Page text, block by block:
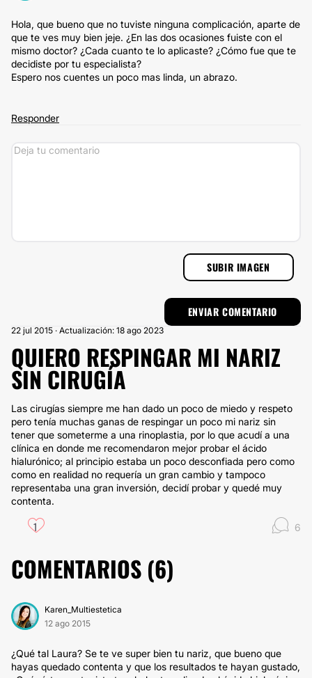
Hola, que bueno que no tuviste ninguna complicación, aparte de
que te ves muy bien jeje. ¿En las dos ocasiones fuiste con el
mismo doctor? ¿Cada cuanto te lo aplicaste? ¿Cómo fue que te
decidiste por tu especialista?
Espero nos cuentes un poco mas linda, un abrazo.
Responder
SUBIR IMAGEN
22 jul 2015 · Actualización: 18 ago 2023
QUIERO RESPINGAR MI NARIZ
SIN CIRUGÍA
Las cirugías siempre me han dado un poco de miedo y respeto
pero tenía muchas ganas de respingar un poco mi nariz sin
tener que someterme a una rinoplastia, por lo que acudí a una
clínica en donde me recomendaron mejor probar el ácido
hialurónico; al principio estaba un poco desconfiada pero como
como en realidad no requería un gran cambio y tampoco
representaba una gran inversión, decidí probar y quedé muy
contenta.
1 6
COMENTARIOS (6)
Karen_Multiestetica
12 ago 2015
¿Qué tal Laura? Se te ve super bien tu nariz, que bueno que
hayas quedado contenta y que los resultados te hayan gustado,